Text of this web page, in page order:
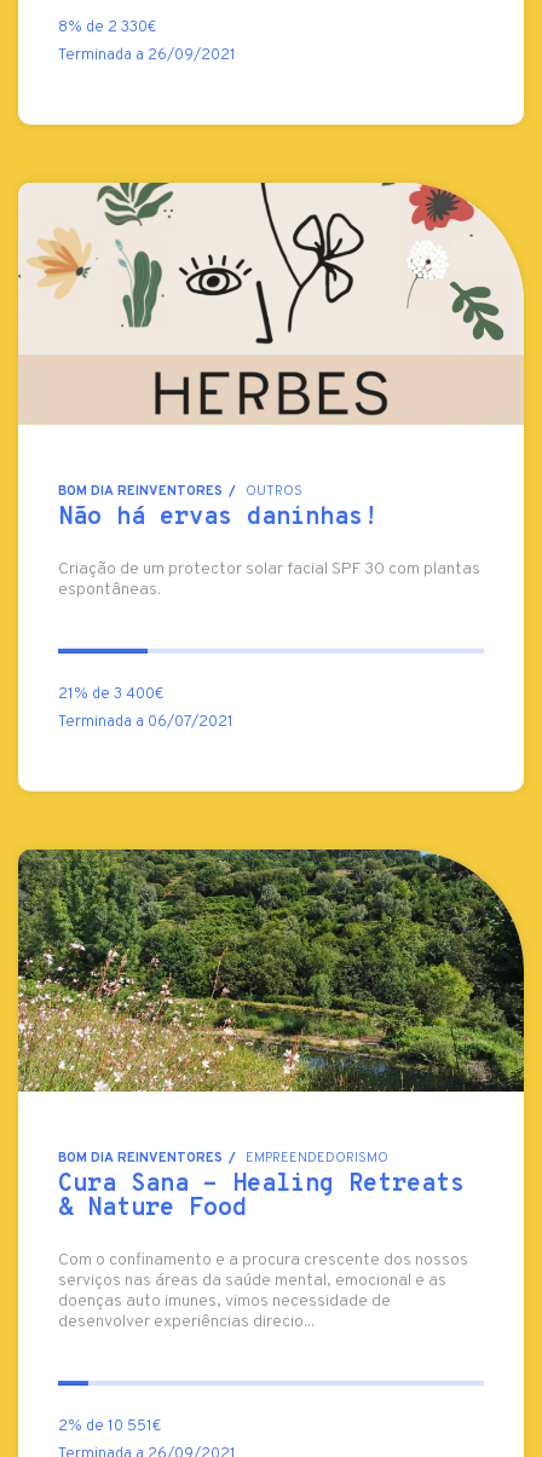
8% de 2 330€
Terminada a 26/09/2021
BOM DIA REINVENTORES OUTROS
Não há ervas daninhas!
Criação de um protector solar facial SPF 30 com plantas
espontâneas.
21% de 3 400€
Terminada a 06/07/2021
BOM DIA REINVENTORES EMPREENDEDORISMO
Cura Sana - Healing Retreats
& Nature Food
Com o confinamento e a procura crescente dos nossos
serviços nas áreas da saúde mental, emocional e as
doenças auto imunes, vimos necessidade de
desenvolver experiências direcio...
2% de 10 551€